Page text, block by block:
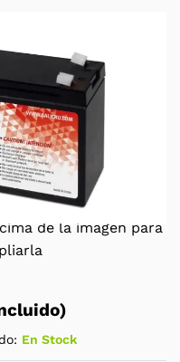
de la imagen para
En Stock